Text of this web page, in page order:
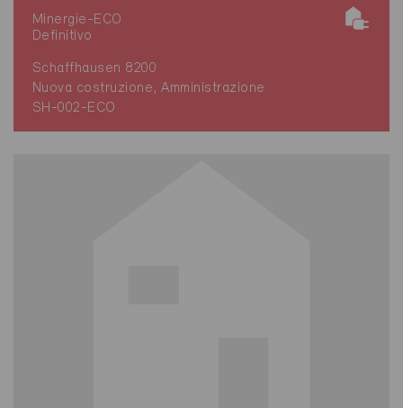
Minergie-ECO
Definitivo
Schaffhausen 8200
Nuova costruzione, Amministrazione
SH-002-ECO